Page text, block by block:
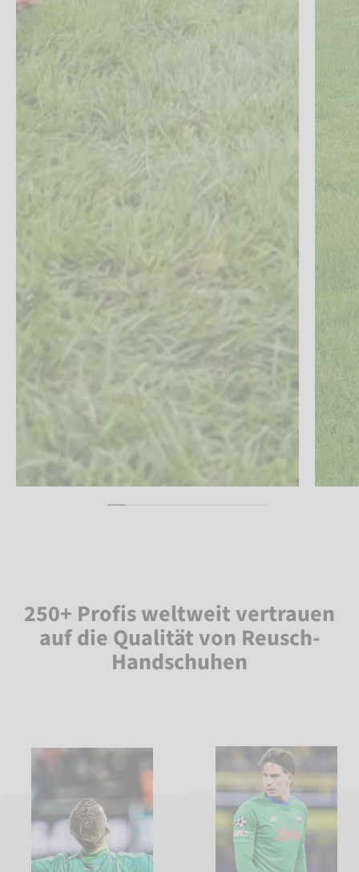
250+ Profis weltweit vertrauen
auf die Qualität von Reusch-
Handschuhen